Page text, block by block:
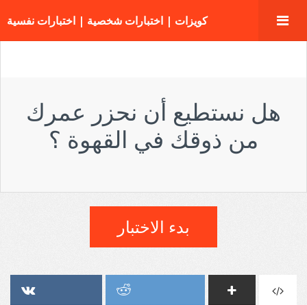
كويزات | اختبارات شخصية | اختبارات نفسية
هل نستطيع أن نحزر عمرك
من ذوقك في القهوة ؟
بدء الاختبار